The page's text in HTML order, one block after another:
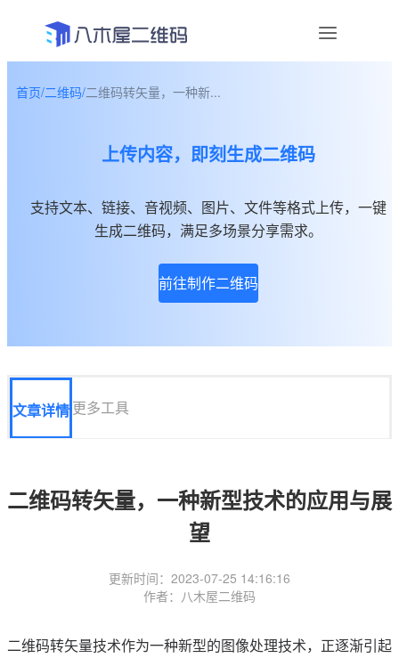
帮助中心
首页/二维码/二维码转矢量，一种新...
上传内容，即刻生成二维码
支持文本、链接、音视频、图片、文件等格式上传，一键
生成二维码，满足多场景分享需求。
前往制作二维码
文章详情更多工具
二维码转矢量，一种新型技术的应用与展
望
更新时间：2023-07-25 14:16:16
作者：八木屋二维码
二维码转矢量技术作为一种新型的图像处理技术，正逐渐引起